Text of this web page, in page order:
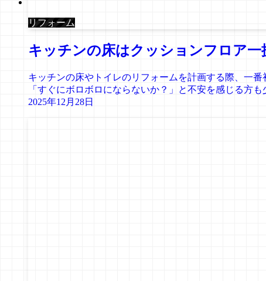
リフォーム
キッチンの床はクッションフロア
キッチンの床やトイレのリフォームを計画する際、一
「すぐにボロボロにならないか？」と不安を感じる方
2025年12月28日